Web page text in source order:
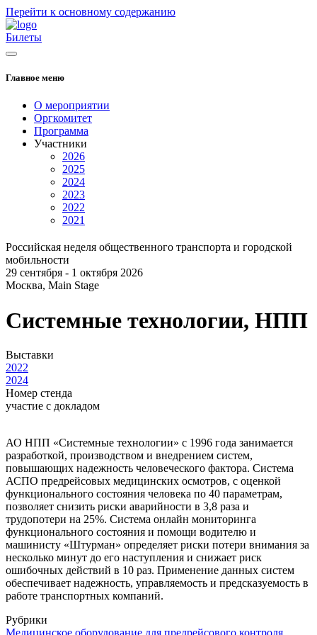
Перейти к основному содержанию
Билеты
Главное меню
О мероприятии
Оргкомитет
Программа
Участники
2026
2025
2024
2023
2022
2021
Российская неделя общественного транспорта и городской
мобильности
29 сентября - 1 октября 2026
Москва, Main Stage
Системные технологии, НПП
Выставки
2022
2024
Номер стенда
участие с докладом
АО НПП «Системные технологии» с 1996 года занимается
разработкой, производством и внедрением систем,
повышающих надежность человеческого фактора. Система
АСПО предрейсовых медицинских осмотров, с оценкой
функционального состояния человека по 40 параметрам,
позволяет снизить риски аварийности в 3,8 раза и
трудопотери на 25%. Система онлайн мониторинга
функционального состояния и помощи водителю и
машинисту «Штурман» определяет риски потери внимания за
несколько минут до его наступления и снижает риск
ошибочных действий в 10 раз. Применение данных систем
обеспечивает надежность, управляемость и предсказуемость в
работе транспортных компаний.
Рубрики